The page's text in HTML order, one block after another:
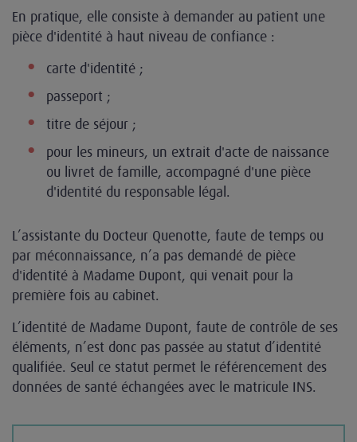
En pratique, elle consiste à demander au patient une
pièce d'identité à haut niveau de confiance :
carte d'identité ;
passeport ;
titre de séjour ;
pour les mineurs, un extrait d'acte de naissance
ou livret de famille, accompagné d'une pièce
d'identité du responsable légal.
L’assistante du Docteur Quenotte, faute de temps ou
par méconnaissance, n’a pas demandé de pièce
d'identité à Madame Dupont, qui venait pour la
première fois au cabinet.
L’identité de Madame Dupont, faute de contrôle de ses
éléments, n’est donc pas passée au statut d’identité
qualifiée. Seul ce statut permet le référencement des
données de santé échangées avec le matricule INS.